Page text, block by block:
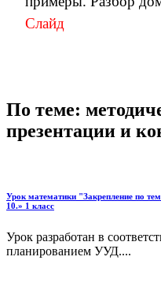
Слайд
По теме:
презентации и
Урок математики "Закрепление по
10.» 1 класс
Урок разработан в
планированием УУД....